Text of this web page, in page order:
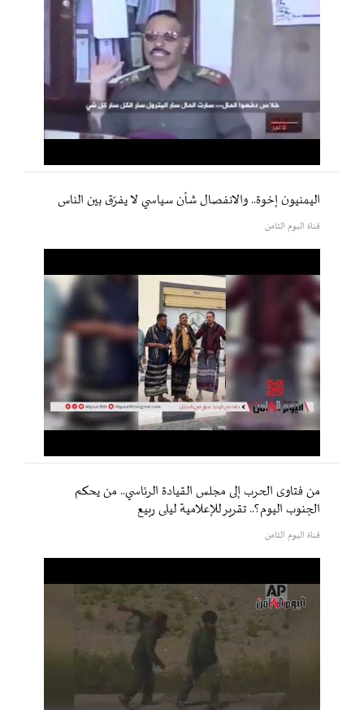
اليمنيون إخوة.. والانفصال شأن سياسي لا يفرّق بين الناس
قناة اليوم الثامن
من فتاوى الحرب إلى مجلس القيادة الرئاسي.. من يحكم
الجنوب اليوم؟.. تقرير للإعلامية ليلى ربيع
قناة اليوم الثامن